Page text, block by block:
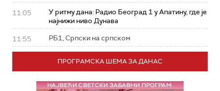
11:05
У ритму дана: Радио Београд 1 у Апатину, где је
најнижи ниво Дунава
11:55 РБ1, Српски на српском
ПРОГРАМСКА ШЕМА ЗА ДАНАС